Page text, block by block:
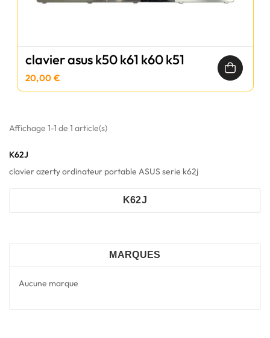
clavier asus k50 k61 k60 k51
20,00 €
Affichage 1-1 de 1 article(s)
K62J
clavier azerty ordinateur portable ASUS serie k62j
K62J
MARQUES
Aucune marque